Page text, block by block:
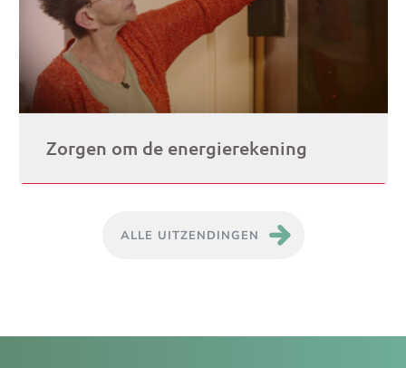
Zorgen om de energierekening
ALLE UITZENDINGEN